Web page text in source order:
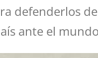
defenderlos
ante el